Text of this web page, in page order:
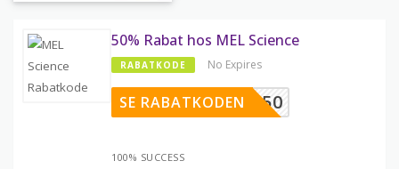
50% Rabat hos MEL Science
RABATKODE No Expires
OLIDAY50
SE RABATKODEN
100% SUCCESS